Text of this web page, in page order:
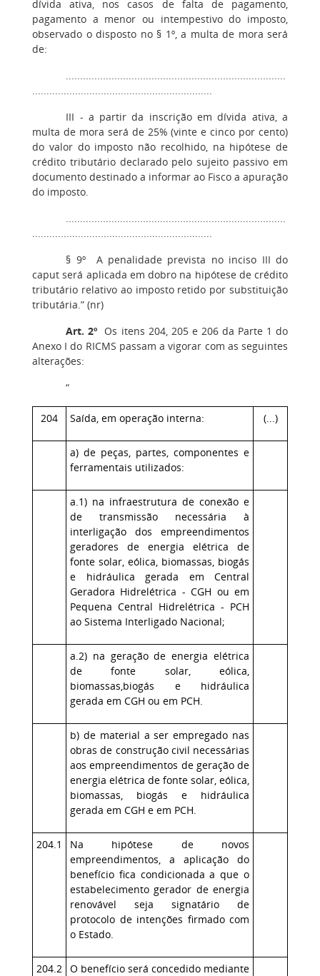
dívida ativa, nos casos de falta de pagamento,
pagamento a menor ou intempestivo do imposto,
observado o disposto no § 1º, a multa de mora será
de:
.............................................................................
...............................................................
III - a partir da inscrição em dívida ativa, a
multa de mora será de 25% (vinte e cinco por cento)
do valor do imposto não recolhido, na hipótese de
crédito tributário declarado pelo sujeito passivo em
documento destinado a informar ao Fisco a apuração
do imposto.
.............................................................................
...............................................................
§ 9º A penalidade prevista no inciso III do
caput será aplicada em dobro na hipótese de crédito
tributário relativo ao imposto retido por substituição
tributária.” (nr)
Art. 2º Os itens 204, 205 e 206 da Parte 1 do
Anexo I do RICMS passam a vigorar com as seguintes
alterações:
“
204 Saída, em operação interna: (...)
a) de peças, partes, componentes e
ferramentais utilizados:
a.1) na infraestrutura de conexão e
de transmissão necessária à
interligação dos empreendimentos
geradores de energia elétrica de
fonte solar, eólica, biomassas, biogás
e hidráulica gerada em Central
Geradora Hidrelétrica - CGH ou em
Pequena Central Hidrelétrica - PCH
ao Sistema Interligado Nacional;
a.2) na geração de energia elétrica
de fonte solar, eólica,
biomassas,biogás e hidráulica
gerada em CGH ou em PCH.
b) de material a ser empregado nas
obras de construção civil necessárias
aos empreendimentos de geração de
energia elétrica de fonte solar, eólica,
biomassas, biogás e hidráulica
gerada em CGH e em PCH.
204.1
Na hipótese de novos
empreendimentos, a aplicação do
benefício fica condicionada a que o
estabelecimento gerador de energia
renovável seja signatário de
protocolo de intenções firmado com
o Estado.
204.2 O benefício será concedido mediante